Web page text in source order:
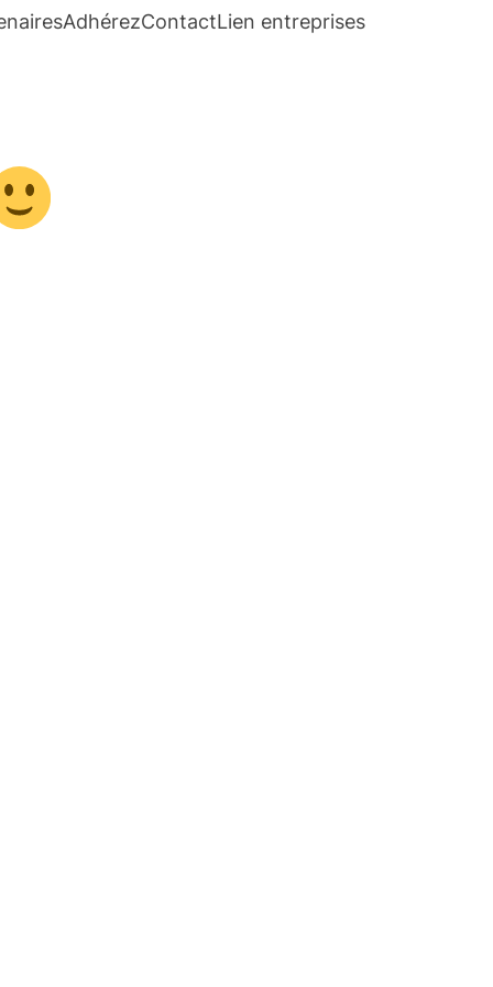
AdhérezContactLien entreprises